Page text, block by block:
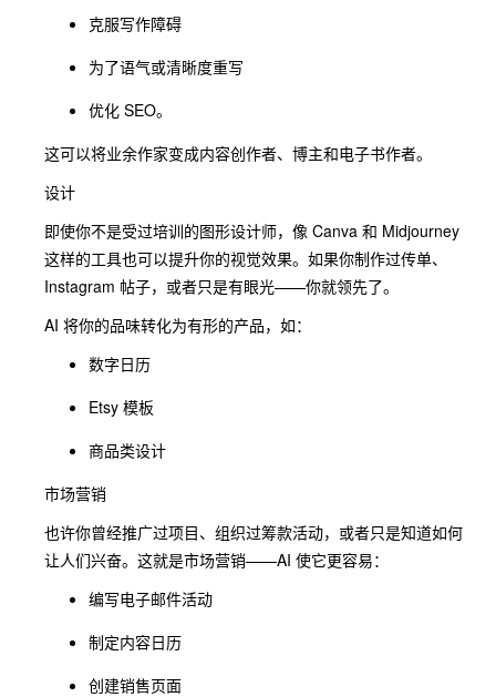
克服写作障碍
为了语气或清晰度重写
优化 SEO。
这可以将业余作家变成内容创作者、博主和电子书作者。
设计
即使你不是受过培训的图形设计师，像 Canva 和 Midjourney
这样的工具也可以提升你的视觉效果。如果你制作过传单、
Instagram 帖子，或者只是有眼光——你就领先了。
AI 将你的品味转化为有形的产品，如：
数字日历
Etsy 模板
商品类设计
市场营销
也许你曾经推广过项目、组织过筹款活动，或者只是知道如何
让人们兴奋。这就是市场营销——AI 使它更容易：
编写电子邮件活动
制定内容日历
创建销售页面